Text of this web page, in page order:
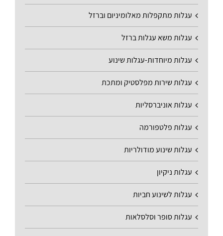
עגלות מתקפלות מאלומיניום וברזל
עגלות משא עגלות ברזל
עגלות מיוחדות-עגלות שינוע
עגלות שירות מפלסטיק ומתכת
עגלות אוניברסליות
עגלות פלטפורמה
עגלות שינוע מודולריות
עגלות ניקיון
עגלות לשינוע חביות
עגלות סופר וסלסלאות